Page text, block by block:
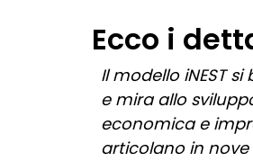
Ecco i
Il modello iNEST
e mira allo
economica e
articolano in